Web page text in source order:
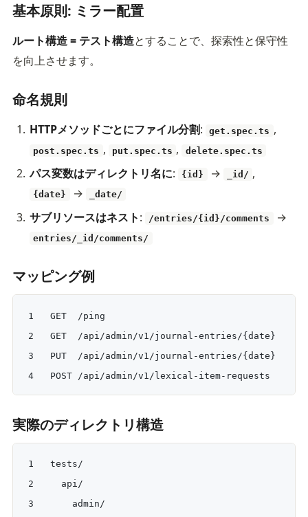
基本原則: ミラー配置
ルート構造 = テスト構造とすることで、探索性と保守性
を向上させます。
命名規則
HTTPメソッドごとにファイル分割: get.spec.ts ,
post.spec.ts , put.spec.ts , delete.spec.ts
パス変数はディレクトリ名に: {id} → _id/ ,
{date} → _date/
サブリソースはネスト: /entries/{id}/comments →
entries/_id/comments/
マッピング例
GET  /ping                                    →
GET  /api/admin/v1/journal-entries/{date}
PUT  /api/admin/v1/journal-entries/{date}
POST /api/admin/v1/lexical-item-requests
実際のディレクトリ構造
tests/
  api/
    admin/